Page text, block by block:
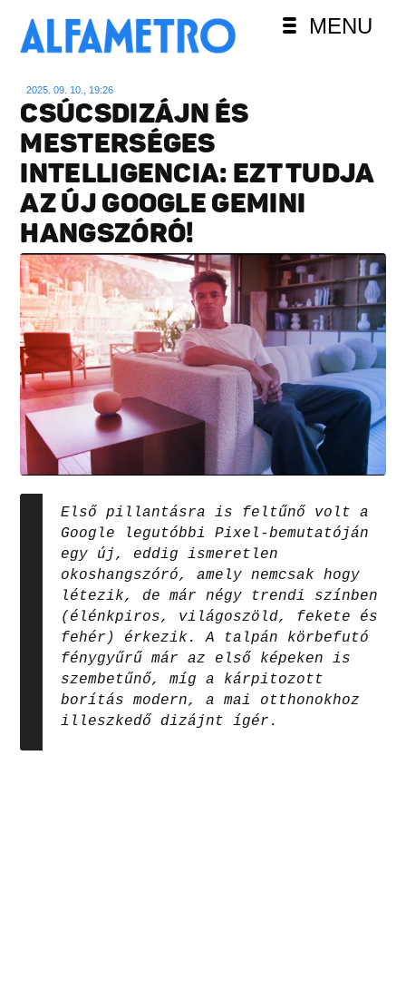
MENU
2025. 09. 10., 19:26
CSÚCSDIZÁJN ÉS
MESTERSÉGES
INTELLIGENCIA: EZT TUDJA
AZ ÚJ GOOGLE GEMINI
HANGSZÓRÓ!
Első pillantásra is feltűnő volt a
Google legutóbbi Pixel-bemutatóján
egy új, eddig ismeretlen
okoshangszóró, amely nemcsak hogy
létezik, de már négy trendi színben
(élénkpiros, világoszöld, fekete és
fehér) érkezik. A talpán körbefutó
fénygyűrű már az első képeken is
szembetűnő, míg a kárpitozott
borítás modern, a mai otthonokhoz
illeszkedő dizájnt ígér.